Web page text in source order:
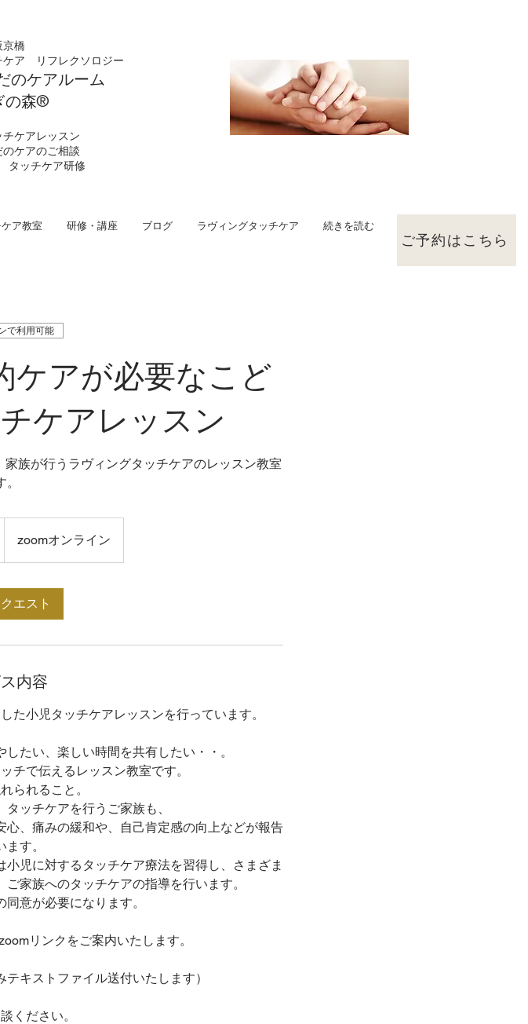
京橋
ケア
リフレクソロジー
のケアルーム
の​森®︎
ケアレッスン
ケアのご相談
タッチケア研修
ご予約はこちら
ア教室 研修・講座 ブログ ラヴィングタッチケア 続きを読む
で利用可能
ケアが必要なこど
ケアレッスン
族が行うラヴィングタッチケアのレッスン教室
zoomオンライン
エスト
内容
た小児タッチケアレッスンを行っています。
たい、楽しい時間を共有したい・・。
チで伝えるレッスン教室です。
られること。
ッチケアを行うご家族も、
、痛みの緩和や、自己肯定感の向上などが報告
ます。
児に対するタッチケア療法を習得し、さまざま
家族へのタッチケアの指導を行います。
意が必要になります。
リンクをご案内いたします。
キストファイル送付いたします）
ください。